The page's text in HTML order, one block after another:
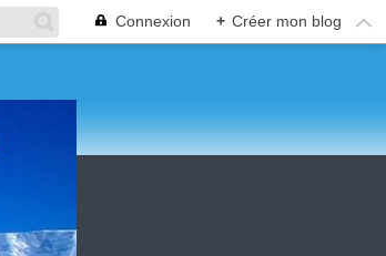
Connexion + Créer mon blog